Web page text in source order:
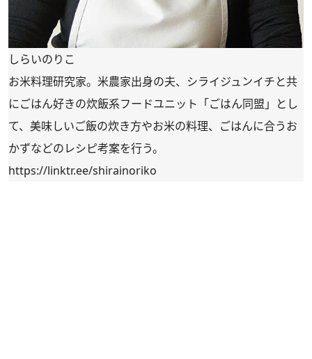
しらいのりこ
お米料理研究家。米農家出身の夫、シライジュンイチと共
にごはん好きの炊飯系フードユニット「ごはん同盟」とし
て、美味しいご飯の炊き方やお米の料理、ごはんに合うお
かずなどのレシピ考案を行う。
https://linktr.ee/shirainoriko